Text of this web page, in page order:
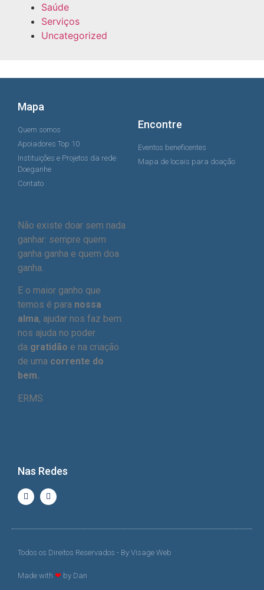
Saúde
Serviços
Uncategorized
Mapa
Quem somos
Apoiadores Top 10
Instituições e Projetos da rede
Doeganhe
Contato
Encontre
Eventos beneficentes
Mapa de locais para doação
Não existe doar sem nada
ganhar: sempre quem
ganha ganha e quem doa
ganha.
E o maior ganho que
temos é para nossa
alma, ajudar nos faz bem:
nos ajuda no poder
da gratidão e na criação
de uma corrente do
bem.
ERMS
Nas Redes
Todos os Direitos Reservados - By Visage Web
Made with ❤ by Dan​​